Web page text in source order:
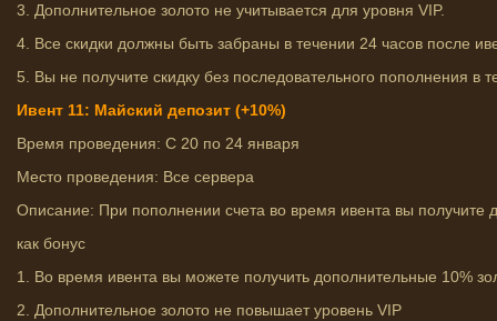
3. Дополнительное золото не учитывается для уровня VIP.
4. Все скидки должны быть забраны в течении 24 часов после
5. Вы не получите скидку без последовательного пополнения в
Ивент 11: Майский депозит (+10%)
Время проведения: С 20 по 24 января
Место проведения: Все сервера
Описание: При пополнении счета во время ивента вы получите
как бонус
1. Во время ивента вы можете получить дополнительные 10%
2. Дополнительное золото не повышает уровень VIP